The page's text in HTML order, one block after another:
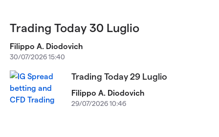
Trading Today 30 Luglio
Filippo A. Diodovich
30/07/2026 15:40
Trading Today 29 Luglio
Filippo A. Diodovich
29/07/2026 10:46